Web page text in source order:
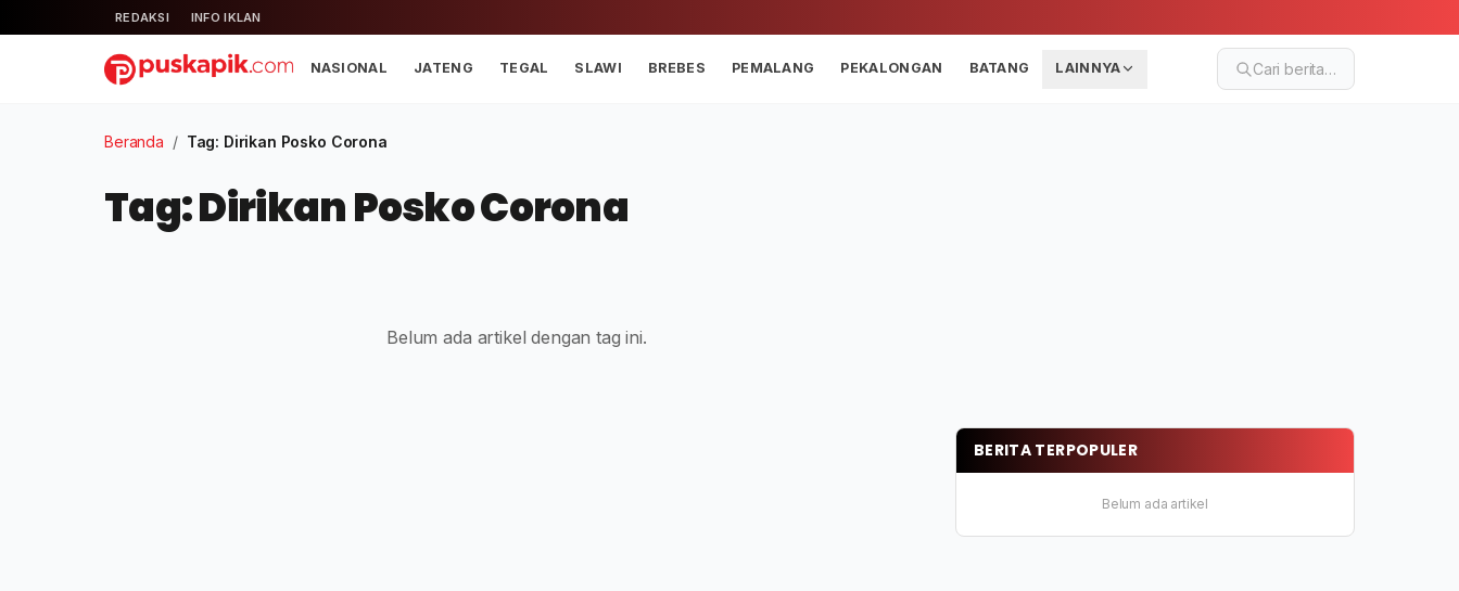
REDAKSI INFO IKLAN
NASIONAL JATENG TEGAL SLAWI BREBES PEMALANG PEKALONGAN BATANG LAINNYA Cari berita…
Beranda / Tag: Dirikan Posko Corona
Tag: Dirikan Posko Corona
Belum ada artikel dengan tag ini.
BERITA TERPOPULER
Belum ada artikel